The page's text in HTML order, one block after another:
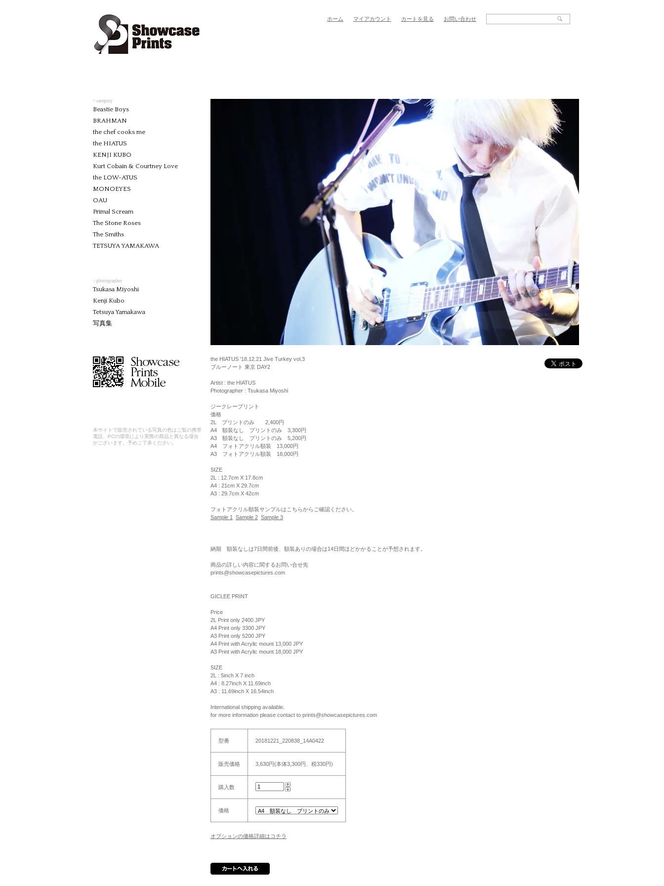
ホーム マイアカウント カートを見る お問い合わせ
> category
Beastie Boys
BRAHMAN
the chef cooks me
the HIATUS
KENJI KUBO
Kurt Cobain & Courtney Love
the LOW-ATUS
MONOEYES
OAU
Primal Scream
The Stone Roses
The Smiths
TETSUYA YAMAKAWA
> photographer
Tsukasa Miyoshi
Kenji Kubo
Tetsuya Yamakawa
写真集
本サイトで販売されている写真の色はご覧の携帯
電話、PCの環境により実際の商品と異なる場合
がございます。予めご了承ください。
the HIATUS '18.12.21 Jive Turkey vol.3
ブルーノート 東京 DAY2
Artist : the HIATUS
Photographer : Tsukasa Miyoshi
ジークレープリント
価格
2L プリントのみ 2,400円
A4 額装なし プリントのみ 3,300円
A3 額装なし プリントのみ 5,200円
A4 フォトアクリル額装 13,000円
A3 フォトアクリル額装 18,000円
SIZE
2L : 12.7cm X 17.8cm
A4 : 21cm X 29.7cm
A3 : 29.7cm X 42cm
フォトアクリル額装サンプルはこちらからご確認ください。
Sample 1
Sample 2 Sample 3
納期 額装なしは7日間前後、額装ありの場合は14日間ほどかかることが予想されます。
商品の詳しい内容に関するお問い合せ先
prints@showcasepictures.com
GICLEE PRINT
Price
2L Print only 2400 JPY
A4 Print only 3300 JPY
A3 Print only 5200 JPY
A4 Print with Acrylic mount 13,000 JPY
A3 Print with Acrylic mount 18,000 JPY
SIZE
2L : 5inch X 7 inch
A4 : 8.27inch X 11.69inch
A3 : 11.69inch X 16.54inch
International shipping available.
for more information please contact to prints@showcasepictures.com
型番 20181221_220838_14A0422
販売価格 3,630円(本体3,300円、税330円)
購入数
価格
オプションの価格詳細はコチラ